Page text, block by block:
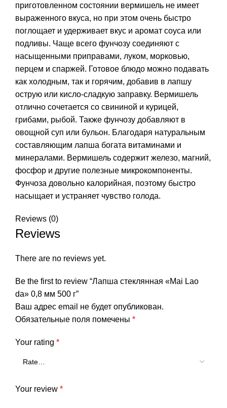
приготовленном состоянии вермишель не имеет
выраженного вкуса, но при этом очень быстро
поглощает и удерживает вкус и аромат соуса или
подливы. Чаще всего фунчозу соединяют с
насыщенными приправами, луком, морковью,
перцем и спаржей. Готовое блюдо можно подавать
как холодным, так и горячим, добавив в лапшу
острую или кисло-сладкую заправку. Вермишель
отлично сочетается со свининой и курицей,
грибами, рыбой. Также фунчозу добавляют в
овощной суп или бульон. Благодаря натуральным
составляющим лапша богата витаминами и
минералами. Вермишель содержит железо, магний,
фосфор и другие полезные микрокомпоненты.
Фунчоза довольно калорийная, поэтому быстро
насыщает и устраняет чувство голода.
Reviews (0)
Reviews
There are no reviews yet.
Be the first to review “Лапша стеклянная «Mai Lao
da» 0,8 мм 500 г”
Ваш адрес email не будет опубликован.
Обязательные поля помечены *
Your rating *
Your review *